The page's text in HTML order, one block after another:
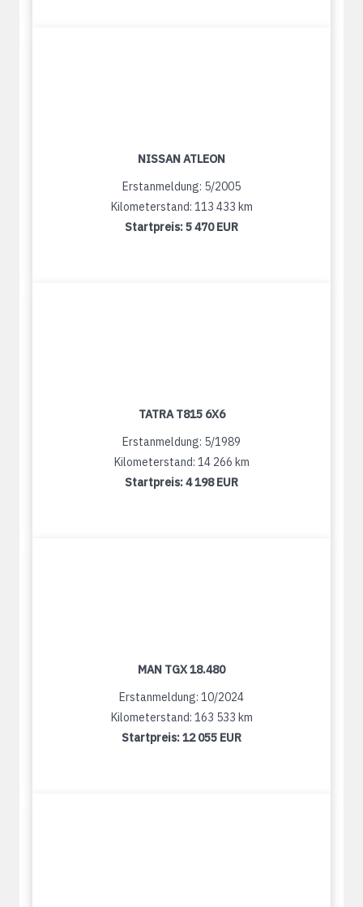
NISSAN ATLEON
Erstanmeldung: 5/2005
Kilometerstand: 113 433 km
Startpreis:5 470 EUR
TATRA T815 6X6
Erstanmeldung: 5/1989
Kilometerstand: 14 266 km
Startpreis:4 198 EUR
MAN TGX 18.480
Erstanmeldung: 10/2024
Kilometerstand: 163 533 km
Startpreis:12 055 EUR